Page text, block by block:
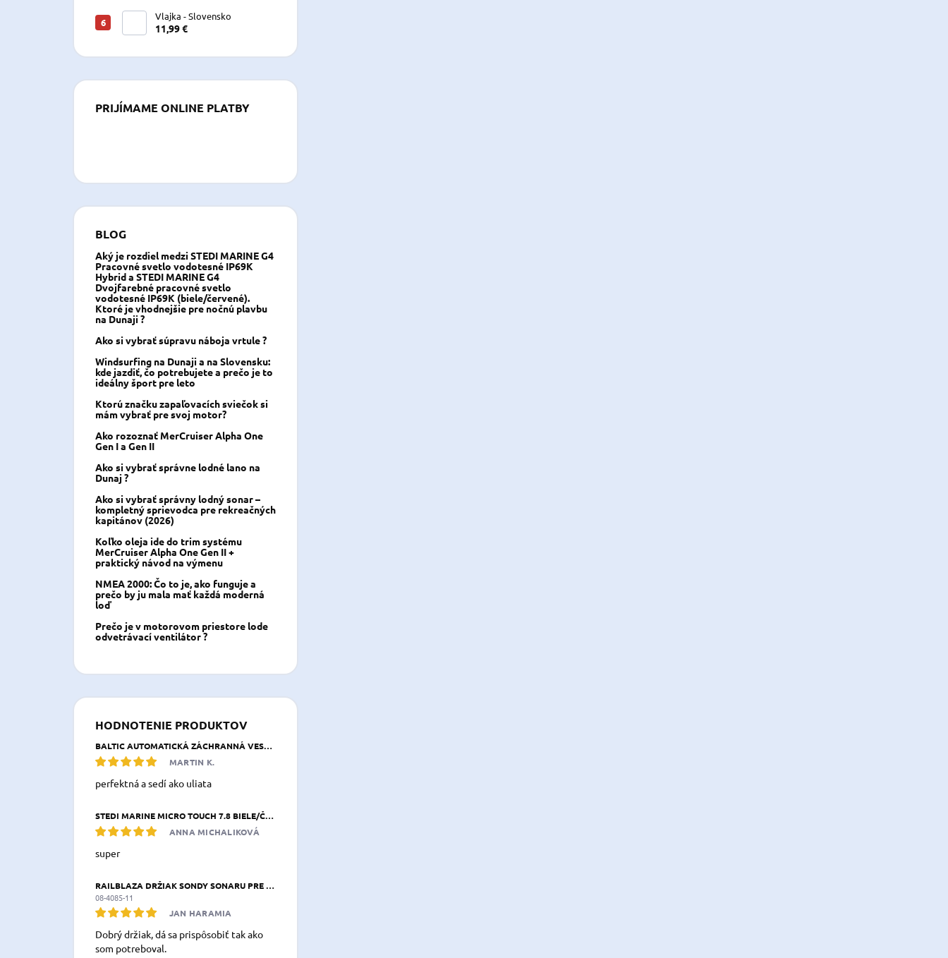
Vlajka - Slovensko
11,99 €
PRIJÍMAME ONLINE PLATBY
BLOG
Aký je rozdiel medzi STEDI MARINE G4
Pracovné svetlo vodotesné IP69K
Hybrid a STEDI MARINE G4
Dvojfarebné pracovné svetlo
vodotesné IP69K (biele/červené).
Ktoré je vhodnejšie pre nočnú plavbu
na Dunaji ?
Ako si vybrať súpravu náboja vrtule ?
Windsurfing na Dunaji a na Slovensku:
kde jazdiť, čo potrebujete a prečo je to
ideálny šport pre leto
Ktorú značku zapaľovacích sviečok si
mám vybrať pre svoj motor?
Ako rozoznať MerCruiser Alpha One
Gen I a Gen II
Ako si vybrať správne lodné lano na
Dunaj ?
Ako si vybrať správny lodný sonar –
kompletný sprievodca pre rekreačných
kapitánov (2026)
Koľko oleja ide do trim systému
MerCruiser Alpha One Gen II +
praktický návod na výmenu
NMEA 2000: Čo to je, ako funguje a
prečo by ju mala mať každá moderná
loď
Prečo je v motorovom priestore lode
odvetrávací ventilátor ?
HODNOTENIE PRODUKTOV
BALTIC AUTOMATICKÁ ZÁCHRANNÁ VESTA BREEZE 165 N NAVY MODRÁ
MARTIN K.
perfektná a sedí ako uliata
STEDI MARINE MICRO TOUCH 7.8 BIELE/ČERVENÉ LED SVETLO 197,8 × 26,3 × 39,2 MM IP68
ANNA MICHALIKOVÁ
super
RAILBLAZA DRŽIAK SONDY SONARU PRE KAJAK & KANOE XXL
08-4085-11
JAN HARAMIA
Dobrý držiak, dá sa prispôsobiť tak ako
som potreboval.